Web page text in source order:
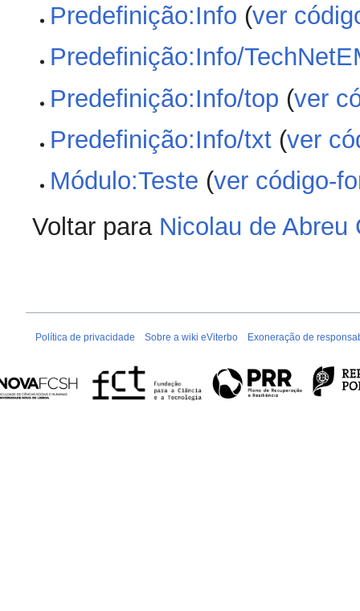
Predefinição:Info (ver
Predefinição:Info/
Predefinição:Info/top (ver
Predefinição:Info/txt (ver
Módulo:Teste (ver código-
Voltar para Nicolau de Abreu
Política de privacidade Sobre a wiki eViterbo Exoneração de